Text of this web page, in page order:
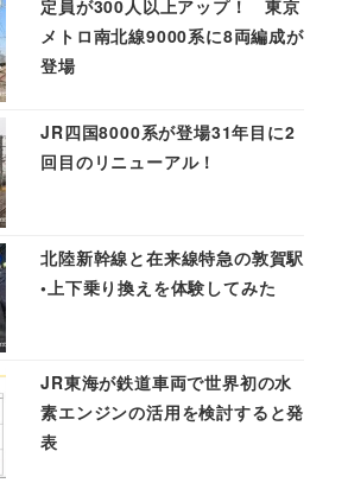
定員が300人以上アップ！ 東京
メトロ南北線9000系に8両編成が
登場
JR四国8000系が登場31年目に2
回目のリニューアル！
北陸新幹線と在来線特急の敦賀駅
•上下乗り換えを体験してみた
JR東海が鉄道車両で世界初の水
素エンジンの活用を検討すると発
表